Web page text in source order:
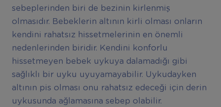
sebeplerinden biri de bezinin kirlenmiş
olmasıdır. Bebeklerin altının kirli olması onların
kendini rahatsız hissetmelerinin en önemli
nedenlerinden biridir. Kendini konforlu
hissetmeyen bebek uykuya dalamadığı gibi
sağlıklı bir uyku uyuyamayabilir. Uykudayken
altının pis olması onu rahatsız edeceği için derin
uykusunda ağlamasına sebep olabilir.